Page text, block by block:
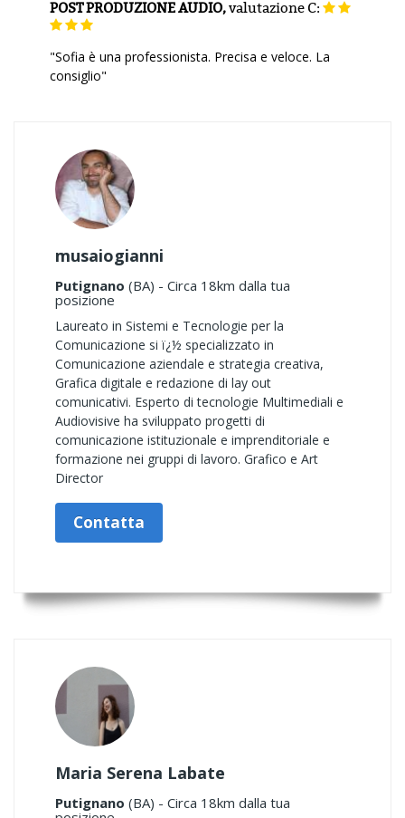
POST PRODUZIONE AUDIO,valutazioneC:
"Sofia è una professionista. Precisa e veloce. La
consiglio"
musaiogianni
Putignano (BA) - Circa 18km dalla tua
posizione
Laureato in Sistemi e Tecnologie per la
Comunicazione si ï¿½ specializzato in
Comunicazione aziendale e strategia creativa,
Grafica digitale e redazione di lay out
comunicativi. Esperto di tecnologie Multimediali e
Audiovisive ha sviluppato progetti di
comunicazione istituzionale e imprenditoriale e
formazione nei gruppi di lavoro. Grafico e Art
Director
Contatta
Maria Serena Labate
Putignano (BA) - Circa 18km dalla tua